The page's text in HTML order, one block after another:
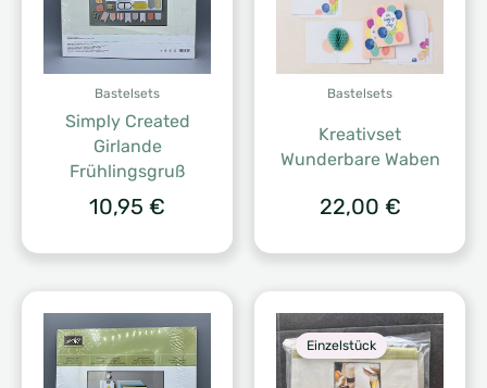
Bastelsets
Simply Created
Girlande
Frühlingsgruß
10,95 €
Bastelsets
Kreativset
Wunderbare Waben
22,00 €
Einzelstück